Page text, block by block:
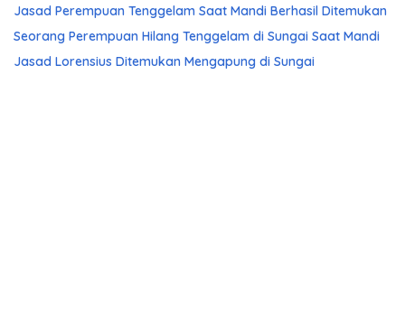
Jasad Perempuan Tenggelam Saat Mandi Berhasil Ditemukan
Seorang Perempuan Hilang Tenggelam di Sungai Saat Mandi
Jasad Lorensius Ditemukan Mengapung di Sungai